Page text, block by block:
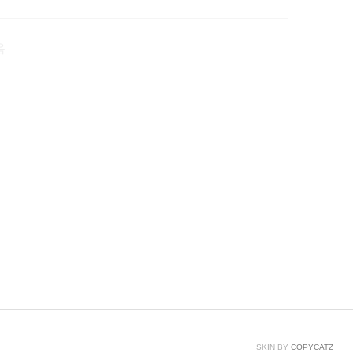
로 구성된다. 단자 띠는 ..
SKIN BY COPYCATZ